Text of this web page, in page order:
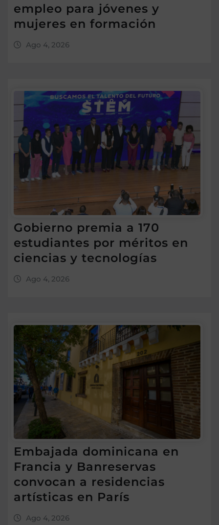
empleo para jóvenes y
mujeres en formación
Ago 4, 2026
Gobierno premia a 170
estudiantes por méritos en
ciencias y tecnologías
Ago 4, 2026
Embajada dominicana en
Francia y Banreservas
convocan a residencias
artísticas en París
Ago 4, 2026